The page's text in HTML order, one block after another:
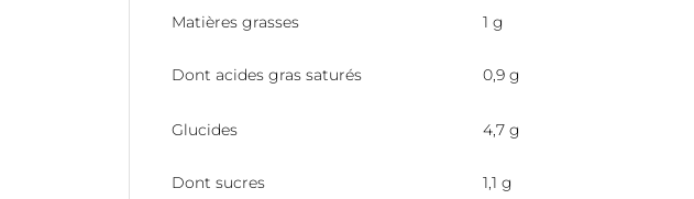
Matières grasses
Dont acides gras saturés
1 g
0,9 g
Glucides
Dont sucres
4,7 g
1,1 g